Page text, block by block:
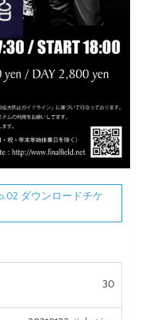
ダウンロードチケ
30